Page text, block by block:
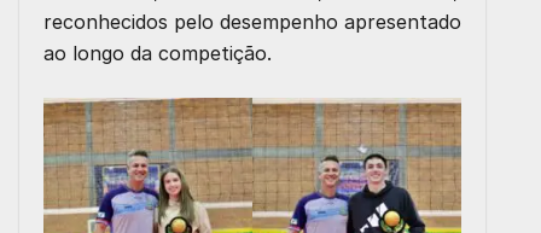
reconhecidos pelo desempenho apresentado
ao longo da competição.